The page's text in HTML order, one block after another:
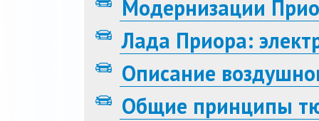
Модернизации
Лада Приора:
Описание
Общие принципы